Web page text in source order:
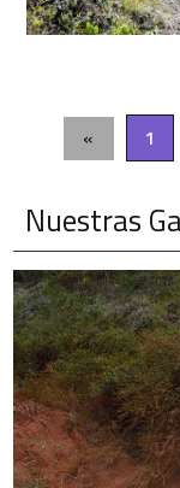
« 1
Nuestras